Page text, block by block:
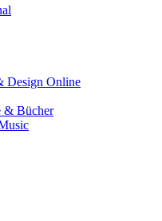
Design Online
& Bücher